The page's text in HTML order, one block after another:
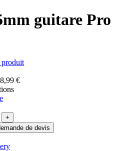
guitare Pro
produit
€
+
de devis